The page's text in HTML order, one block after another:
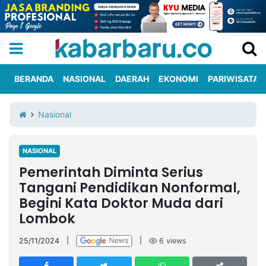
Iklan
Berita
Kami
Nasional
International
Olahraga
Entertainment
Daerah
Pariwisata
Kuliner
Kolom
Network
PT
TREETAN
BERANDA NASIONAL DAERAH EKONOMI PARIWISATA
Nasional
NASIONAL
Pemerintah Diminta Serius
Tangani Pendidikan Nonformal,
Begini Kata Doktor Muda dari
Lombok
25/11/2024 6 views